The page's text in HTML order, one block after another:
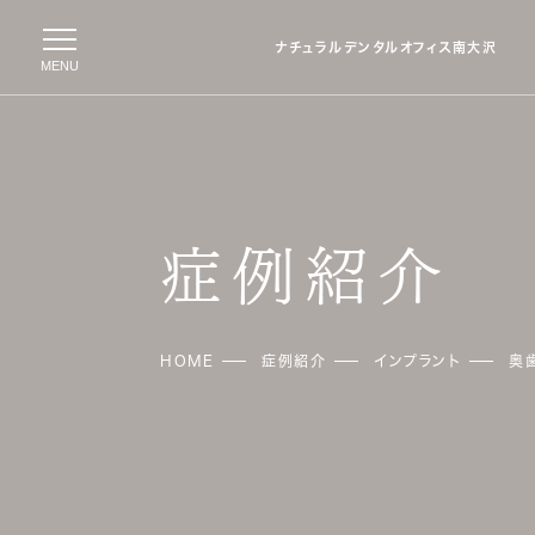
MENU
ナチュラルデンタルオフィス南大沢
症例紹介
HOME 症例紹介 インプラント 奥